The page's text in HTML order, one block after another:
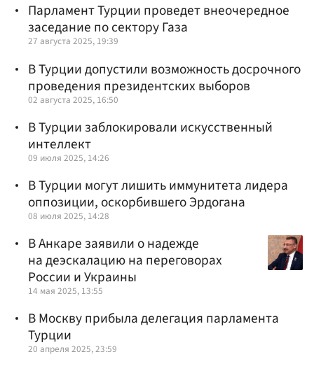
Парламент Турции проведет внеочередное
заседание по сектору Газа
27 августа 2025, 19:39
В Турции допустили возможность досрочного
проведения президентских выборов
02 августа 2025, 16:50
В Турции заблокировали искусственный
интеллект
09 июля 2025, 14:26
В Турции могут лишить иммунитета лидера
оппозиции, оскорбившего Эрдогана
08 июля 2025, 14:28
В Анкаре заявили о надежде
на деэскалацию на переговорах
России и Украины
14 мая 2025, 13:55
В Москву прибыла делегация парламента
Турции
20 апреля 2025, 23:59